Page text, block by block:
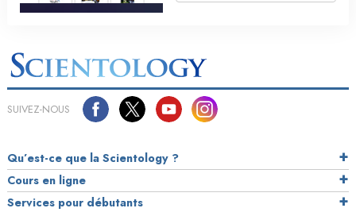
SUIVEZ-NOUS
Qu’est-ce que la Scientology ?
Cours en ligne
Services pour débutants